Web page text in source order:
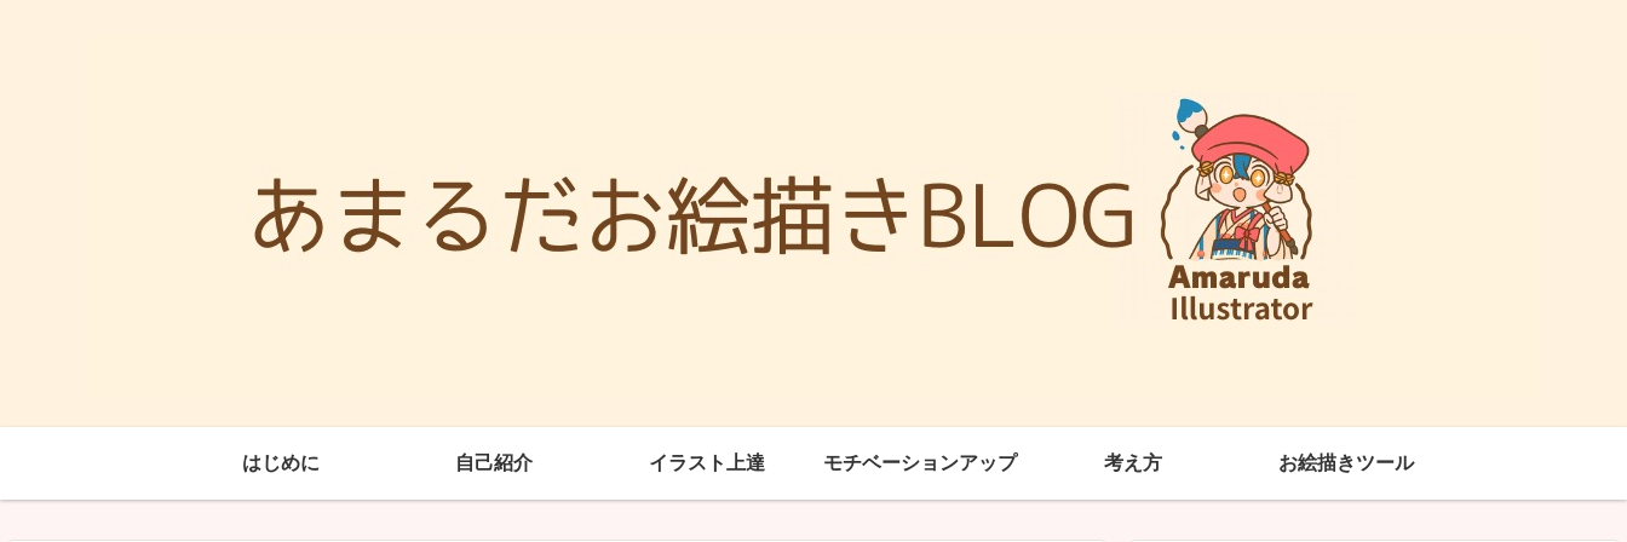
はじめに 自己紹介 イラスト上達 モチベーションアップ 考え方 お絵描きツール